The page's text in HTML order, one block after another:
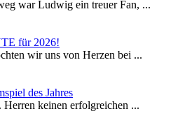
war Ludwig ein treuer Fan, ...
für 2026!
wir uns von Herzen bei ...
des Jahres
Herren keinen erfolgreichen ...